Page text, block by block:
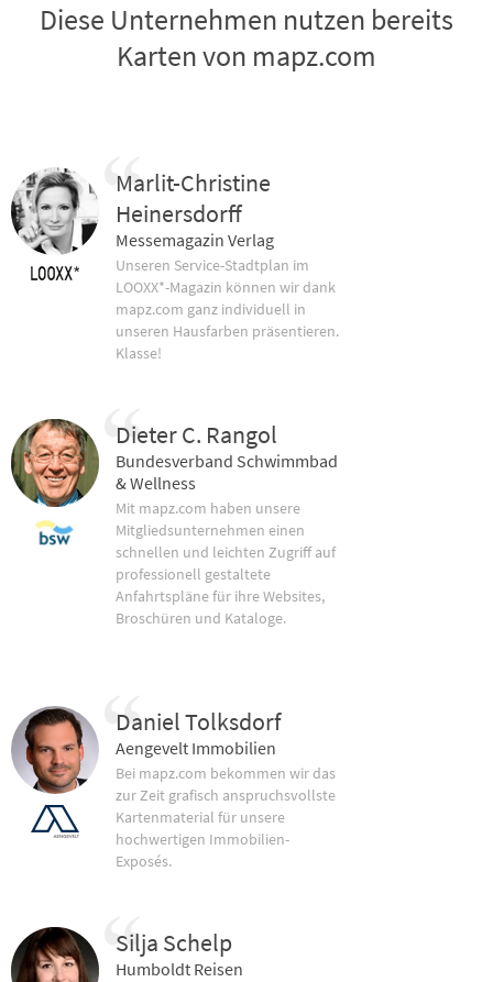
Diese Unternehmen nutzen bereits
Karten von mapz.com
Marlit-Christine
Heinersdorff
Messemagazin Verlag
Unseren Service-Stadtplan im
LOOXX*-Magazin können wir dank
mapz.com ganz individuell in
unseren Hausfarben präsentieren.
Klasse!
Dieter C. Rangol
Bundesverband Schwimmbad
& Wellness
Mit mapz.com haben unsere
Mitgliedsunternehmen einen
schnellen und leichten Zugriff auf
professionell gestaltete
Anfahrtspläne für ihre Websites,
Broschüren und Kataloge.
Daniel Tolksdorf
Aengevelt Immobilien
Bei mapz.com bekommen wir das
zur Zeit grafisch anspruchsvollste
Kartenmaterial für unsere
hochwertigen Immobilien-
Exposés.
Silja Schelp
Humboldt Reisen